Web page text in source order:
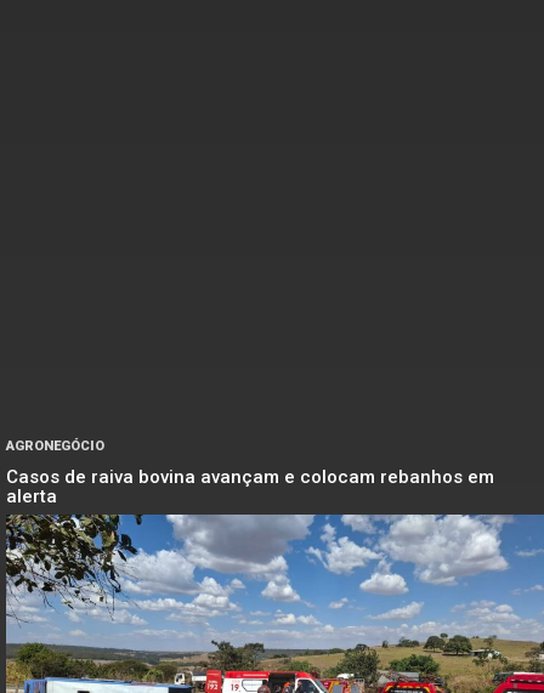
AGRONEGÓCIO
Casos de raiva bovina avançam e colocam rebanhos em
alerta